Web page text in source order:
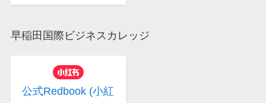
早稲田国際ビジネスカレッジ
公式Redbook (小紅